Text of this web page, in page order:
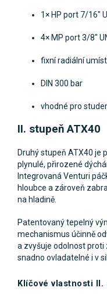
1× HP port 7/16"
4× MP port 3/8"
fixní radiální
DIN 300 bar
vhodné pro
II. stupeň ATX40
Druhý stupeň ATX40 je
plynulé, přirozené
Integrovaná Venturi
hloubce a zároveň
na hladině.
Patentovaný tepelný
mechanismus účinně
a zvyšuje odolnost proti
snadno ovladatelné i v
Klíčové vlastnosti II.